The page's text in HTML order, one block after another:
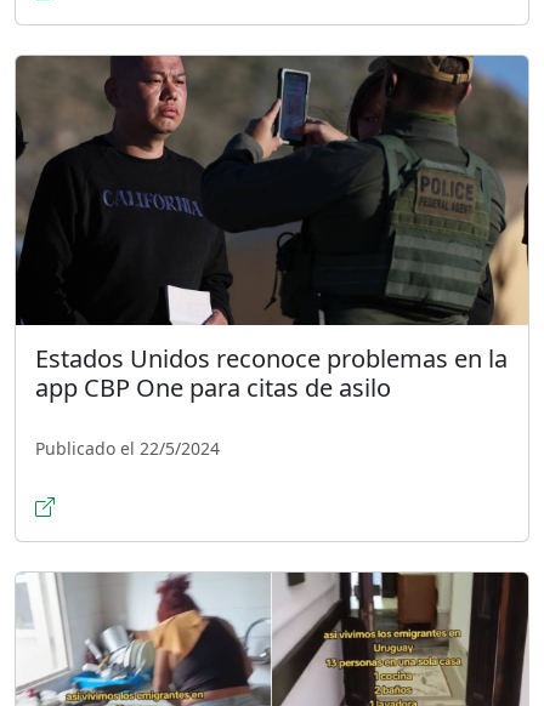
Estados Unidos reconoce problemas en la
app CBP One para citas de asilo
Publicado el 22/5/2024